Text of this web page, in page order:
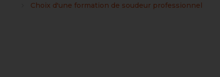
Choix d'une formation de soudeur professionnel